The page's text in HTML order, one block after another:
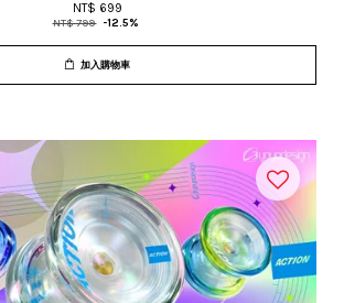
NT$ 699
NT$ 799 -12.5%
加入購物車